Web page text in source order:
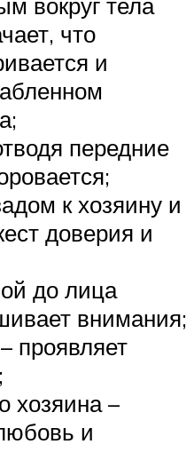
вокруг тела
что
и
передние
к хозяину и
доверия и
до лица
внимания;
проявляет
хозяина –
и